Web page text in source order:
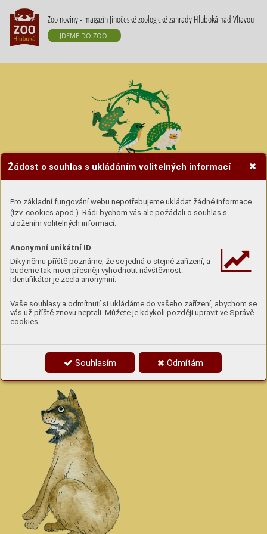
Žádost o souhlas s ukládáním volitelných informací
Pro základní fungování webu nepotřebujeme ukládat žádné informace
(tzv. cookies apod.). Rádi bychom vás ale požádali o souhlas s
uložením volitelných informací:
Anonymní unikátní ID
Díky němu příště poznáme, že se jedná o stejné zařízení, a
budeme tak moci přesněji vyhodnotit návštěvnost.
Identifikátor je zcela anonymní.
Vaše souhlasy a odmítnutí si ukládáme do vašeho zařízení, abychom se
vás už příště znovu neptali. Můžete je kdykoli později upravit ve Správě
cookies
Souhlasím Odmítám
Zoo noviny - magazín Jihočeské zoologické zahrady Hluboká nad Vltavou
JDEME DO ZOO!
Hravé úkoly se zvířátky
Úkoly si buďstáhni (pdf) a vytiskninebo si lámej
3 Co mu chybí?
Rys ostrovid je velmi zajímavou a ohroženou šelmou našich
lesů. Na obrázku mu schází některé typické znaky. Dokresli
je. Jsou celkem 4.